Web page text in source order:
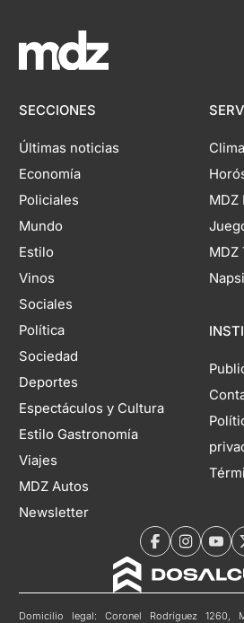
SECCIONES
Últimas noticias
Economía
Policiales
Mundo
Estilo
Vinos
Sociales
Política
Sociedad
Deportes
Espectáculos y Cultura
Estilo Gastronomía
Viajes
MDZ Autos
Newsletter
Clima
MDZ
MDZ
Domicilio legal: Coronel Rodríguez 1260,